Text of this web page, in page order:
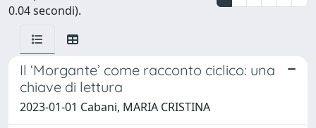
0.04 secondi).
Il ‘Morgante’ come racconto ciclico: una
chiave di lettura
2023-01-01 Cabani, MARIA CRISTINA